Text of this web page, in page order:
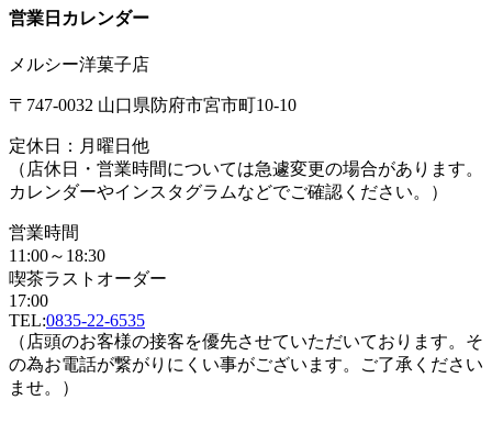
営業日カレンダー
メルシー洋菓子店
〒747-0032 山口県防府市宮市町10-10
定休日：月曜日他
（店休日・営業時間については急遽変更の場合があります。
カレンダーやインスタグラムなどでご確認ください。）
営業時間
11:00～18:30
喫茶ラストオーダー
17:00
TEL:0835-22-6535
（店頭のお客様の接客を優先させていただいております。そ
の為お電話が繋がりにくい事がございます。ご了承ください
ませ。）